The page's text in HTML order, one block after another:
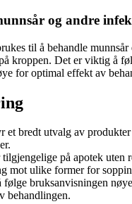
og andre
til å behandle
kroppen. Det er viktig å
for optimal effekt av
et bredt utvalg av
på apotek uten
mot ulike former for
bruksanvisningen
behandlingen.